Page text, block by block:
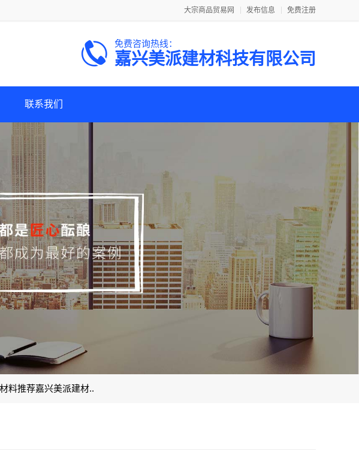
大宗商品贸易网 发布信息 免费注册
免费咨询热线：
嘉兴美派建材科技有限公司
联系我们
料推荐嘉兴美派建材..